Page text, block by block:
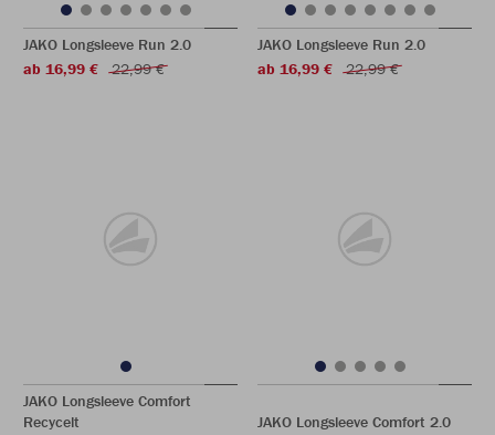
JAKO Longsleeve Run 2.0
ab 16,99 €
22,99 €
JAKO Longsleeve Run 2.0
ab 16,99 €
22,99 €
JAKO Longsleeve Comfort
Recycelt
JAKO Longsleeve Comfort 2.0